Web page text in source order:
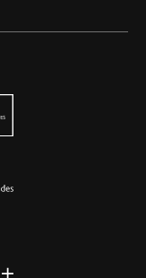
Conferencia de